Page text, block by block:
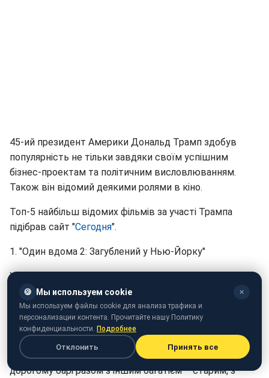
45-ий президент Америки Дональд Трамп здобув
популярність не тільки завдяки своїм успішним
бізнес-проектам та політичним висловлюванням.
Також він відомий деякими ролями в кіно.
Топ-5 найбільш відомих фільмів за участі Трампа
підібрав сайт "Сегодня".
1. "Один вдома 2: Загублений у Нью-Йорку"
У другій частині відомого в усьому світі новорічного
фільму Дональд Трамп грає самого себе.
2. "Секс і місто"
В одній із серій популярного серіалу про Керрі
Бредшоу Трамп зіграв багатія, який сидить в
дорогому барі разом з іншим багатієм – старим, з
🍪 Мы используем cookie ✕
Мы используем файлы cookie для анализа трафика и
персонализации контента. Прочитайте нашу Политику
конфиденциальности. Подробнее
Отклонить Принять все